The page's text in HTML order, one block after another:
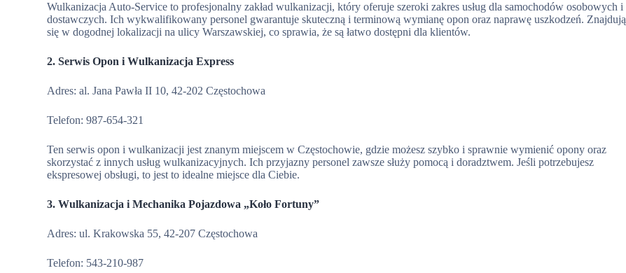
Wulkanizacja Auto-Service to profesjonalny zakład wulkanizacji, który oferuje szeroki zakres usług dla samochodów osobowych i
dostawczych. Ich wykwalifikowany personel gwarantuje skuteczną i terminową wymianę opon oraz naprawę uszkodzeń. Znajdują
się w dogodnej lokalizacji na ulicy Warszawskiej, co sprawia, że są łatwo dostępni dla klientów.
2. Serwis Opon i Wulkanizacja Express
Adres: al. Jana Pawła II 10, 42-202 Częstochowa
Telefon: 987-654-321
Ten serwis opon i wulkanizacji jest znanym miejscem w Częstochowie, gdzie możesz szybko i sprawnie wymienić opony oraz
skorzystać z innych usług wulkanizacyjnych. Ich przyjazny personel zawsze służy pomocą i doradztwem. Jeśli potrzebujesz
ekspresowej obsługi, to jest to idealne miejsce dla Ciebie.
3. Wulkanizacja i Mechanika Pojazdowa „Koło Fortuny”
Adres: ul. Krakowska 55, 42-207 Częstochowa
Telefon: 543-210-987